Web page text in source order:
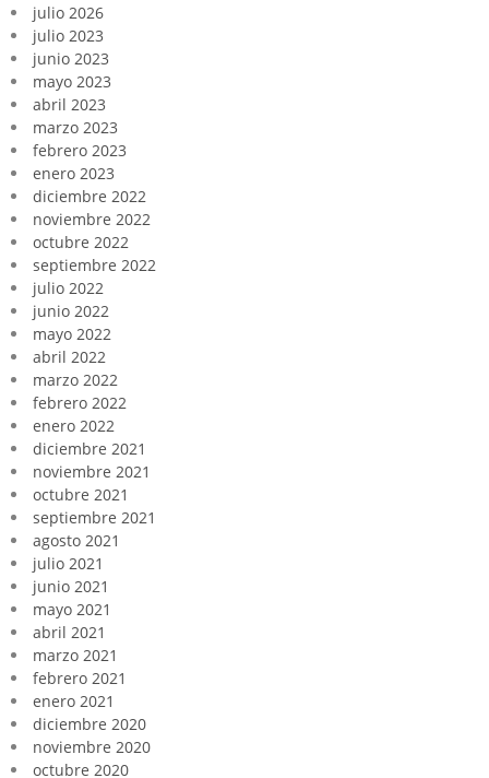
julio 2026
julio 2023
junio 2023
mayo 2023
abril 2023
marzo 2023
febrero 2023
enero 2023
diciembre 2022
noviembre 2022
octubre 2022
septiembre 2022
julio 2022
junio 2022
mayo 2022
abril 2022
marzo 2022
febrero 2022
enero 2022
diciembre 2021
noviembre 2021
octubre 2021
septiembre 2021
agosto 2021
julio 2021
junio 2021
mayo 2021
abril 2021
marzo 2021
febrero 2021
enero 2021
diciembre 2020
noviembre 2020
octubre 2020